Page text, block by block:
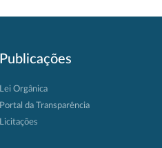
Publicações
Lei Orgânica
Portal da Transparência
Licitações